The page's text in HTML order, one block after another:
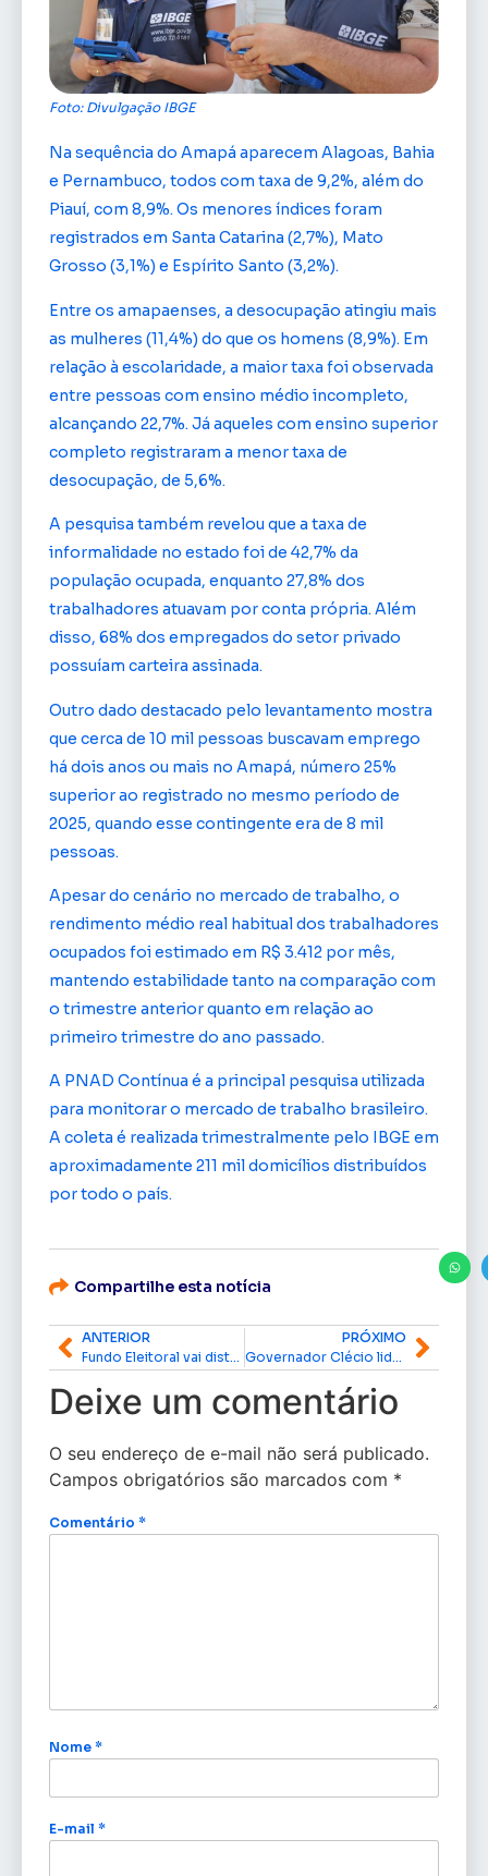
Foto: Divulgação IBGE
Na sequência do Amapá aparecem Alagoas, Bahia
e Pernambuco, todos com taxa de 9,2%, além do
Piauí, com 8,9%. Os menores índices foram
registrados em Santa Catarina (2,7%), Mato
Grosso (3,1%) e Espírito Santo (3,2%).
Entre os amapaenses, a desocupação atingiu mais
as mulheres (11,4%) do que os homens (8,9%). Em
relação à escolaridade, a maior taxa foi observada
entre pessoas com ensino médio incompleto,
alcançando 22,7%. Já aqueles com ensino superior
completo registraram a menor taxa de
desocupação, de 5,6%.
A pesquisa também revelou que a taxa de
informalidade no estado foi de 42,7% da
população ocupada, enquanto 27,8% dos
trabalhadores atuavam por conta própria. Além
disso, 68% dos empregados do setor privado
possuíam carteira assinada.
Outro dado destacado pelo levantamento mostra
que cerca de 10 mil pessoas buscavam emprego
há dois anos ou mais no Amapá, número 25%
superior ao registrado no mesmo período de
2025, quando esse contingente era de 8 mil
pessoas.
Apesar do cenário no mercado de trabalho, o
rendimento médio real habitual dos trabalhadores
ocupados foi estimado em R$ 3.412 por mês,
mantendo estabilidade tanto na comparação com
o trimestre anterior quanto em relação ao
primeiro trimestre do ano passado.
A PNAD Contínua é a principal pesquisa utilizada
para monitorar o mercado de trabalho brasileiro.
A coleta é realizada trimestralmente pelo IBGE em
aproximadamente 211 mil domicílios distribuídos
por todo o país.
Compartilhe esta notícia
ANTERIOR
PRÓXIMO
Deixe um comentário
O seu endereço de e-mail não será publicado.
Campos obrigatórios são marcados com *
Comentário *
Nome *
E-mail *